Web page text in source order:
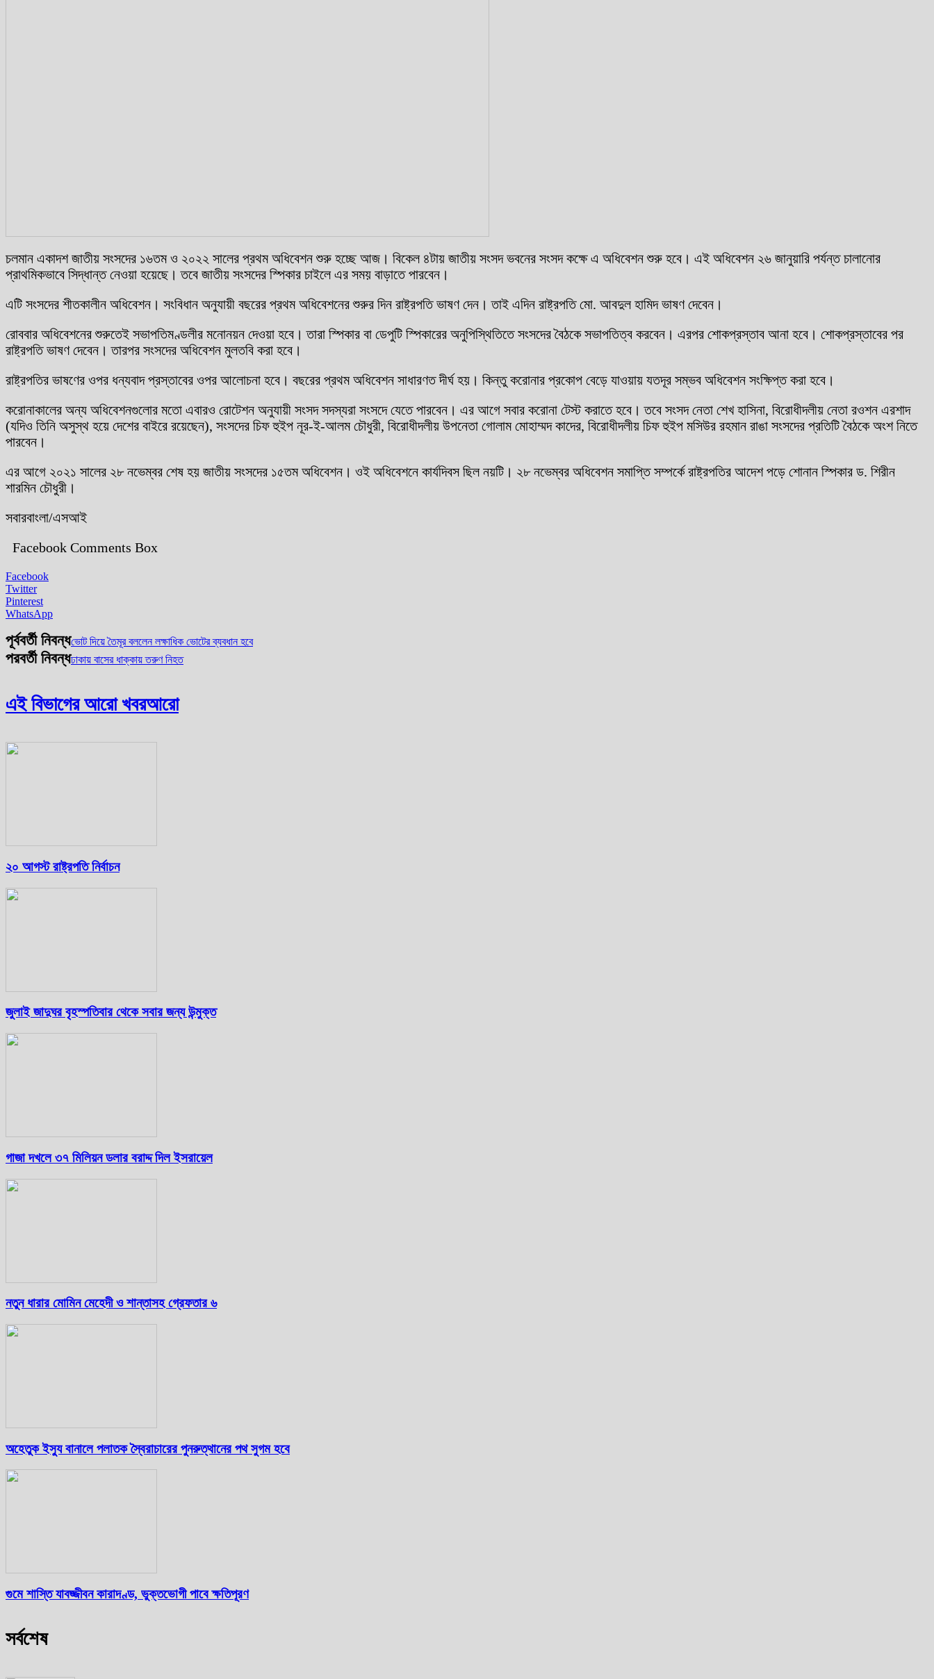
চলমান একাদশ জাতীয় সংসদের ১৬তম ও ২০২২ সালের প্রথম অধিবেশন শুরু হচ্ছে আজ। বিকেল ৪টায় জাতীয় সংসদ ভবনের সংসদ কক্ষে এ অধিবেশন শুরু হবে। এই অধিবেশন ২৬ জানুয়ারি পর্যন্ত চালানোর
প্রাথমিকভাবে সিদ্ধান্ত নেওয়া হয়েছে। তবে জাতীয় সংসদের স্পিকার চাইলে এর সময় বাড়াতে পারবেন।
এটি সংসদের শীতকালীন অধিবেশন। সংবিধান অনুযায়ী বছরের প্রথম অধিবেশনের শুরুর দিন রাষ্ট্রপতি ভাষণ দেন। তাই এদিন রাষ্ট্রপতি মো. আবদুল হামিদ ভাষণ দেবেন।
রোববার অধিবেশনের শুরুতেই সভাপতিমণ্ডলীর মনোনয়ন দেওয়া হবে। তারা স্পিকার বা ডেপুটি স্পিকারের অনুপিস্থিতিতে সংসদের বৈঠকে সভাপতিত্ব করবেন। এরপর শোকপ্রস্তাব আনা হবে। শোকপ্রস্তাবের পর
রাষ্ট্রপতি ভাষণ দেবেন। তারপর সংসদের অধিবেশন মুলতবি করা হবে।
রাষ্ট্রপতির ভাষণের ওপর ধন্যবাদ প্রস্তাবের ওপর আলোচনা হবে। বছরের প্রথম অধিবেশন সাধারণত দীর্ঘ হয়। কিন্তু করোনার প্রকোপ বেড়ে যাওয়ায় যতদূর সম্ভব অধিবেশন সংক্ষিপ্ত করা হবে।
করোনাকালের অন্য অধিবেশনগুলোর মতো এবারও রোটেশন অনুযায়ী সংসদ সদস্যরা সংসদে যেতে পারবেন। এর আগে সবার করোনা টেস্ট করাতে হবে। তবে সংসদ নেতা শেখ হাসিনা, বিরোধীদলীয় নেতা রওশন এরশাদ
(যদিও তিনি অসুস্থ হয়ে দেশের বাইরে রয়েছেন), সংসদের চিফ হুইপ নূর-ই-আলম চৌধুরী, বিরোধীদলীয় উপনেতা গোলাম মোহাম্মদ কাদের, বিরোধীদলীয় চিফ হুইপ মসিউর রহমান রাঙা সংসদের প্রতিটি বৈঠকে অংশ নিতে
পারবেন।
এর আগে ২০২১ সালের ২৮ নভেম্বর শেষ হয় জাতীয় সংসদের ১৫তম অধিবেশন। ওই অধিবেশনে কার্যদিবস ছিল নয়টি। ২৮ নভেম্বর অধিবেশন সমাপ্তি সম্পর্কে রাষ্ট্রপতির আদেশ পড়ে শোনান স্পিকার ড. শিরীন
শারমিন চৌধুরী।
সবারবাংলা/এসআই
Facebook Comments Box
Facebook
Twitter
Pinterest
WhatsApp
পূর্ববর্তী নিবন্ধভোট দিয়ে তৈমূর বললেন লক্ষাধিক ভোটের ব্যবধান হবে
পরবর্তী নিবন্ধঢাকায় বাসের ধাক্কায় তরুণ নিহত
এই বিভাগের আরো খবরআরো
২০ আগস্ট রাষ্ট্রপতি নির্বাচন
জুলাই জাদুঘর বৃহস্পতিবার থেকে সবার জন্য উন্মুক্ত
গাজা দখলে ৩৭ মিলিয়ন ডলার বরাদ্দ দিল ইসরায়েল
নতুন ধারার মোমিন মেহেদী ও শান্তাসহ গ্রেফতার ৬
অহেতুক ইস্যু বানালে পলাতক স্বৈরাচারের পুনরুত্থানের পথ সুগম হবে
গুমে শাস্তি যাবজ্জীবন কারাদণ্ড, ভুক্তভোগী পাবে ক্ষতিপূরণ
সর্বশেষ